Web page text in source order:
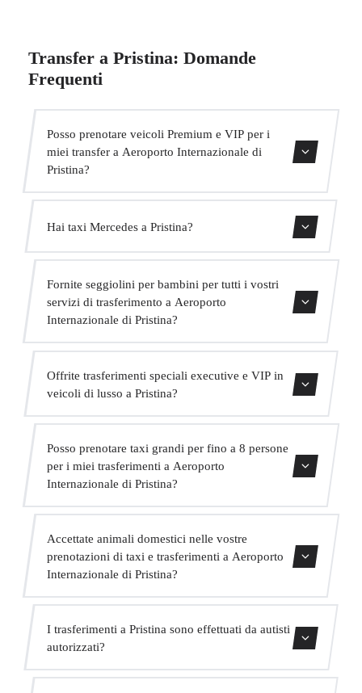
Transfer a Pristina: Domande
Frequenti
Posso prenotare veicoli Premium e VIP per i
miei transfer a Aeroporto Internazionale di
Pristina?
Sì, abbiamo veicoli Mercedes-Benz E-Class e S-Class per
il nostro servizio VIP. Puoi selezionarli durante il processo
di prenotazione.
Hai taxi Mercedes a Pristina?
servizi executive e VIP. Puoi richiederne uno al momento
della prenotazione.
Fornite seggiolini per bambini per tutti i vostri
servizi di trasferimento a Aeroporto
Internazionale di Pristina?
1, 2 e 3) completamente gratuiti. Basta indicarlo al
Offrite trasferimenti speciali executive e VIP in
veicoli di lusso a Pristina?
Mercedes di alta gamma, un autista in abito bilingue e
extra come acqua e WiFi a bordo.
Posso prenotare taxi grandi per fino a 8 persone
per i miei trasferimenti a Aeroporto
Internazionale di Pristina?
minibus per fino a 16 passeggeri per grandi gruppi.
Accettate animali domestici nelle vostre
prenotazioni di taxi e trasferimenti a Aeroporto
Internazionale di Pristina?
Chiediamo di indicarlo al momento della prenotazione
I trasferimenti a Pristina sono effettuati da autisti
autorizzati?